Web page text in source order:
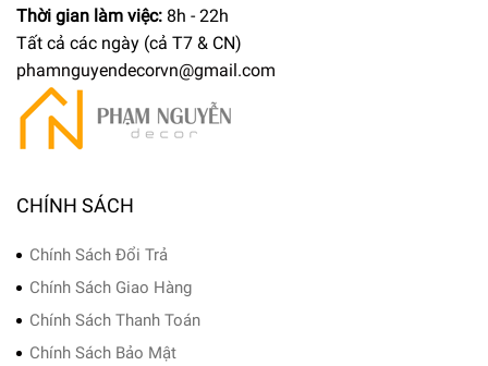
Thời gian làm việc: 8h - 22h
Tất cả các ngày (cả T7 & CN)
phamnguyendecorvn@gmail.com
CHÍNH SÁCH
Chính Sách Đổi Trả
Chính Sách Giao Hàng
Chính Sách Thanh Toán
Chính Sách Bảo Mật